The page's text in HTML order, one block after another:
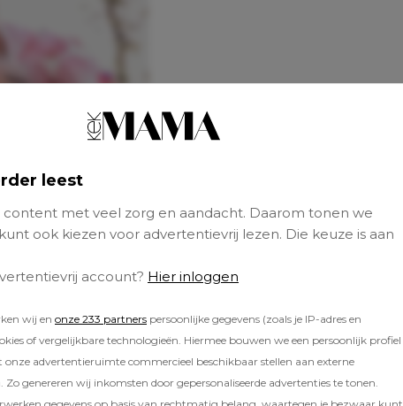
leest
met veel zorg en aandacht. Daarom tonen we
ook kiezen voor advertentievrij lezen. Die keuze is aan
account? Hier inloggen
wij en onze 233 partners persoonlijke gegevens (zoals je IP-adres en
of vergelijkbare technologieën. Hiermee bouwen we een persoonlijk profiel
advertentieruimte commercieel beschikbaar stellen aan externe
genereren wij inkomsten door gepersonaliseerde advertenties te tonen.
gegevens op basis van rechtmatig belang, waartegen je bezwaar kunt